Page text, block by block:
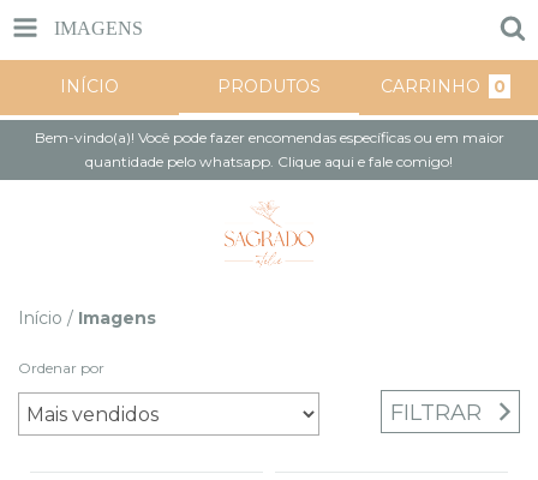
IMAGENS
INÍCIO PRODUTOS CARRINHO 0
Bem-vindo(a)! Você pode fazer encomendas específicas ou em maior
quantidade pelo whatsapp. Clique aqui e fale comigo!
Início / Imagens
Ordenar por
FILTRAR